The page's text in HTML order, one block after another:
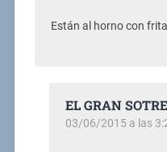
Están al horno con
EL GRAN
03/06/2015 a las